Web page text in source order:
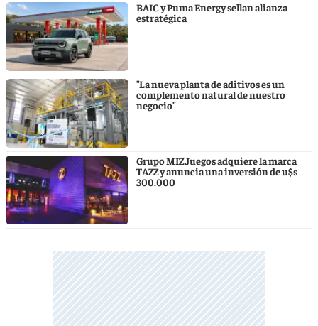
BAIC y Puma Energy sellan alianza
estratégica
"La nueva planta de aditivos es un
complemento natural de nuestro
negocio"
Grupo MIZ Juegos adquiere la marca
TAZZ y anuncia una inversión de u$s
300.000